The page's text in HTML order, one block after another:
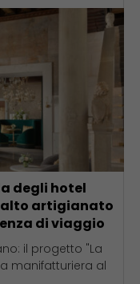
degli hotel
artigianato
di viaggio
il progetto "La
manifatturiera al